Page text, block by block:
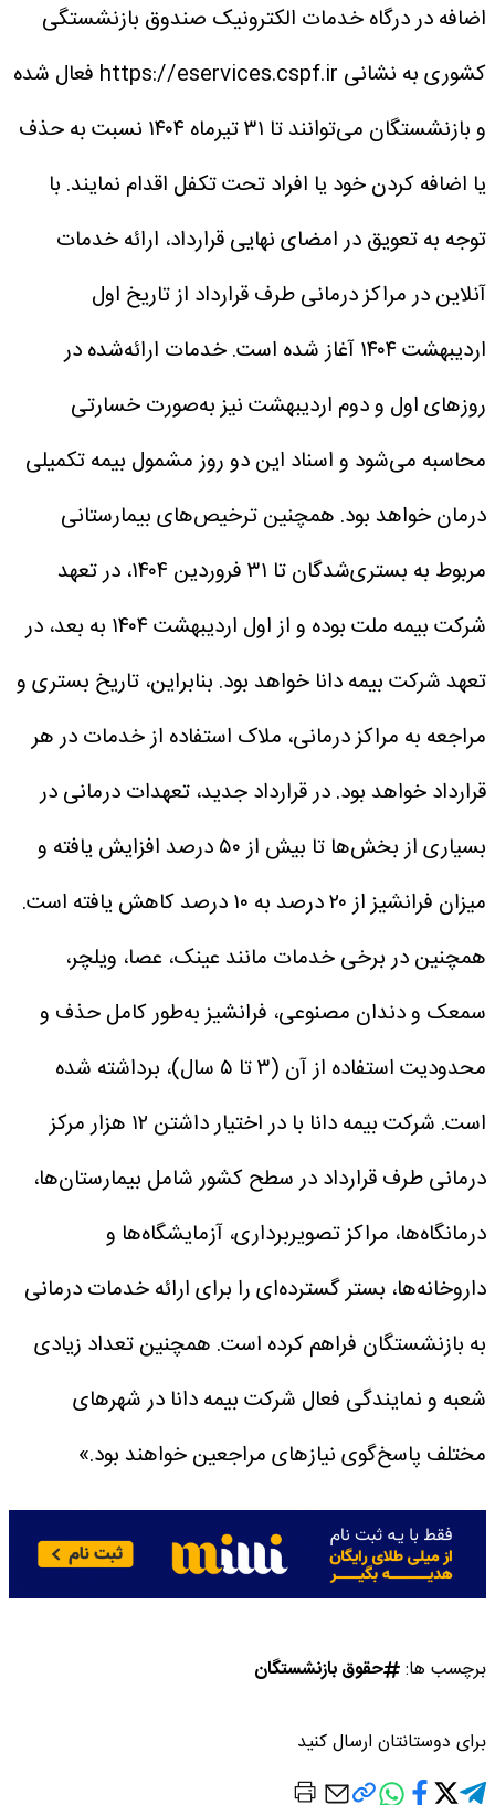
اضافه در درگاه خدمات الکترونیک صندوق بازنشستگی
کشوری به نشانی https://eservices.cspf.ir فعال شده
و بازنشستگان می‌توانند تا ۳۱ تیرماه ۱۴۰۴ نسبت به حذف
یا اضافه کردن خود یا افراد تحت تکفل اقدام نمایند. با
توجه به تعویق در امضای نهایی قرارداد، ارائه خدمات
آنلاین در مراکز درمانی طرف قرارداد از تاریخ اول
اردیبهشت ۱۴۰۴ آغاز شده است. خدمات ارائه‌شده در
روزهای اول و دوم اردیبهشت نیز به‌صورت خسارتی
محاسبه می‌شود و اسناد این دو روز مشمول بیمه تکمیلی
درمان خواهد بود. همچنین ترخیص‌های بیمارستانی
مربوط به بستری‌شدگان تا ۳۱ فروردین ۱۴۰۴، در تعهد
شرکت بیمه ملت بوده و از اول اردیبهشت ۱۴۰۴ به بعد، در
تعهد شرکت بیمه دانا خواهد بود. بنابراین، تاریخ بستری و
مراجعه به مراکز درمانی، ملاک استفاده از خدمات در هر
قرارداد خواهد بود.در قرارداد جدید، تعهدات درمانی در
بسیاری از بخش‌ها تا بیش از ۵۰ درصد افزایش یافته و
میزان فرانشیز از ۲۰ درصد به ۱۰ درصد کاهش یافته است.
همچنین در برخی خدمات مانند عینک، عصا، ویلچر،
سمعک و دندان مصنوعی، فرانشیز به‌طور کامل حذف و
محدودیت استفاده از آن (۳ تا ۵ سال)، برداشته شده
است.
شرکت بیمه دانا با در اختیار داشتن ۱۲ هزار مرکز
درمانی طرف قرارداد در سطح کشور شامل بیمارستان‌ها،
درمانگاه‌ها، مراکز تصویربرداری، آزمایشگاه‌ها و
داروخانه‌ها، بستر گسترده‌ای را برای ارائه خدمات درمانی
به بازنشستگان فراهم کرده است. همچنین تعداد زیادی
شعبه و نمایندگی فعال شرکت بیمه دانا در شهرهای
مختلف پاسخ‌گوی نیازهای مراجعین خواهند بود.»
برچسب ها: حقوق بازنشستگان
برای دوستانتان ارسال کنید